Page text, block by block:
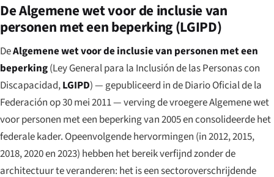
De Algemene wet voor de inclusie van
personen met een beperking (LGIPD)
DeAlgemene wet voor de inclusie van personen met een
beperking(Ley General para la Inclusión de las Personas con
Discapacidad,LGIPD) — gepubliceerd in deDiario Oficial de la
Federaciónop 30 mei 2011 — verving de vroegere Algemene wet
voor personen met een beperking van 2005 en consolideerde het
federale kader. Opeenvolgende hervormingen (in 2012, 2015,
2018, 2020 en 2023) hebben het bereik verfijnd zonder de
architectuur te veranderen: het is een sectoroverschrijdende